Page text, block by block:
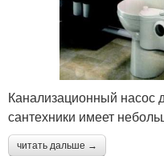
Канализационный насос
сантехники имеет
читать дальше →